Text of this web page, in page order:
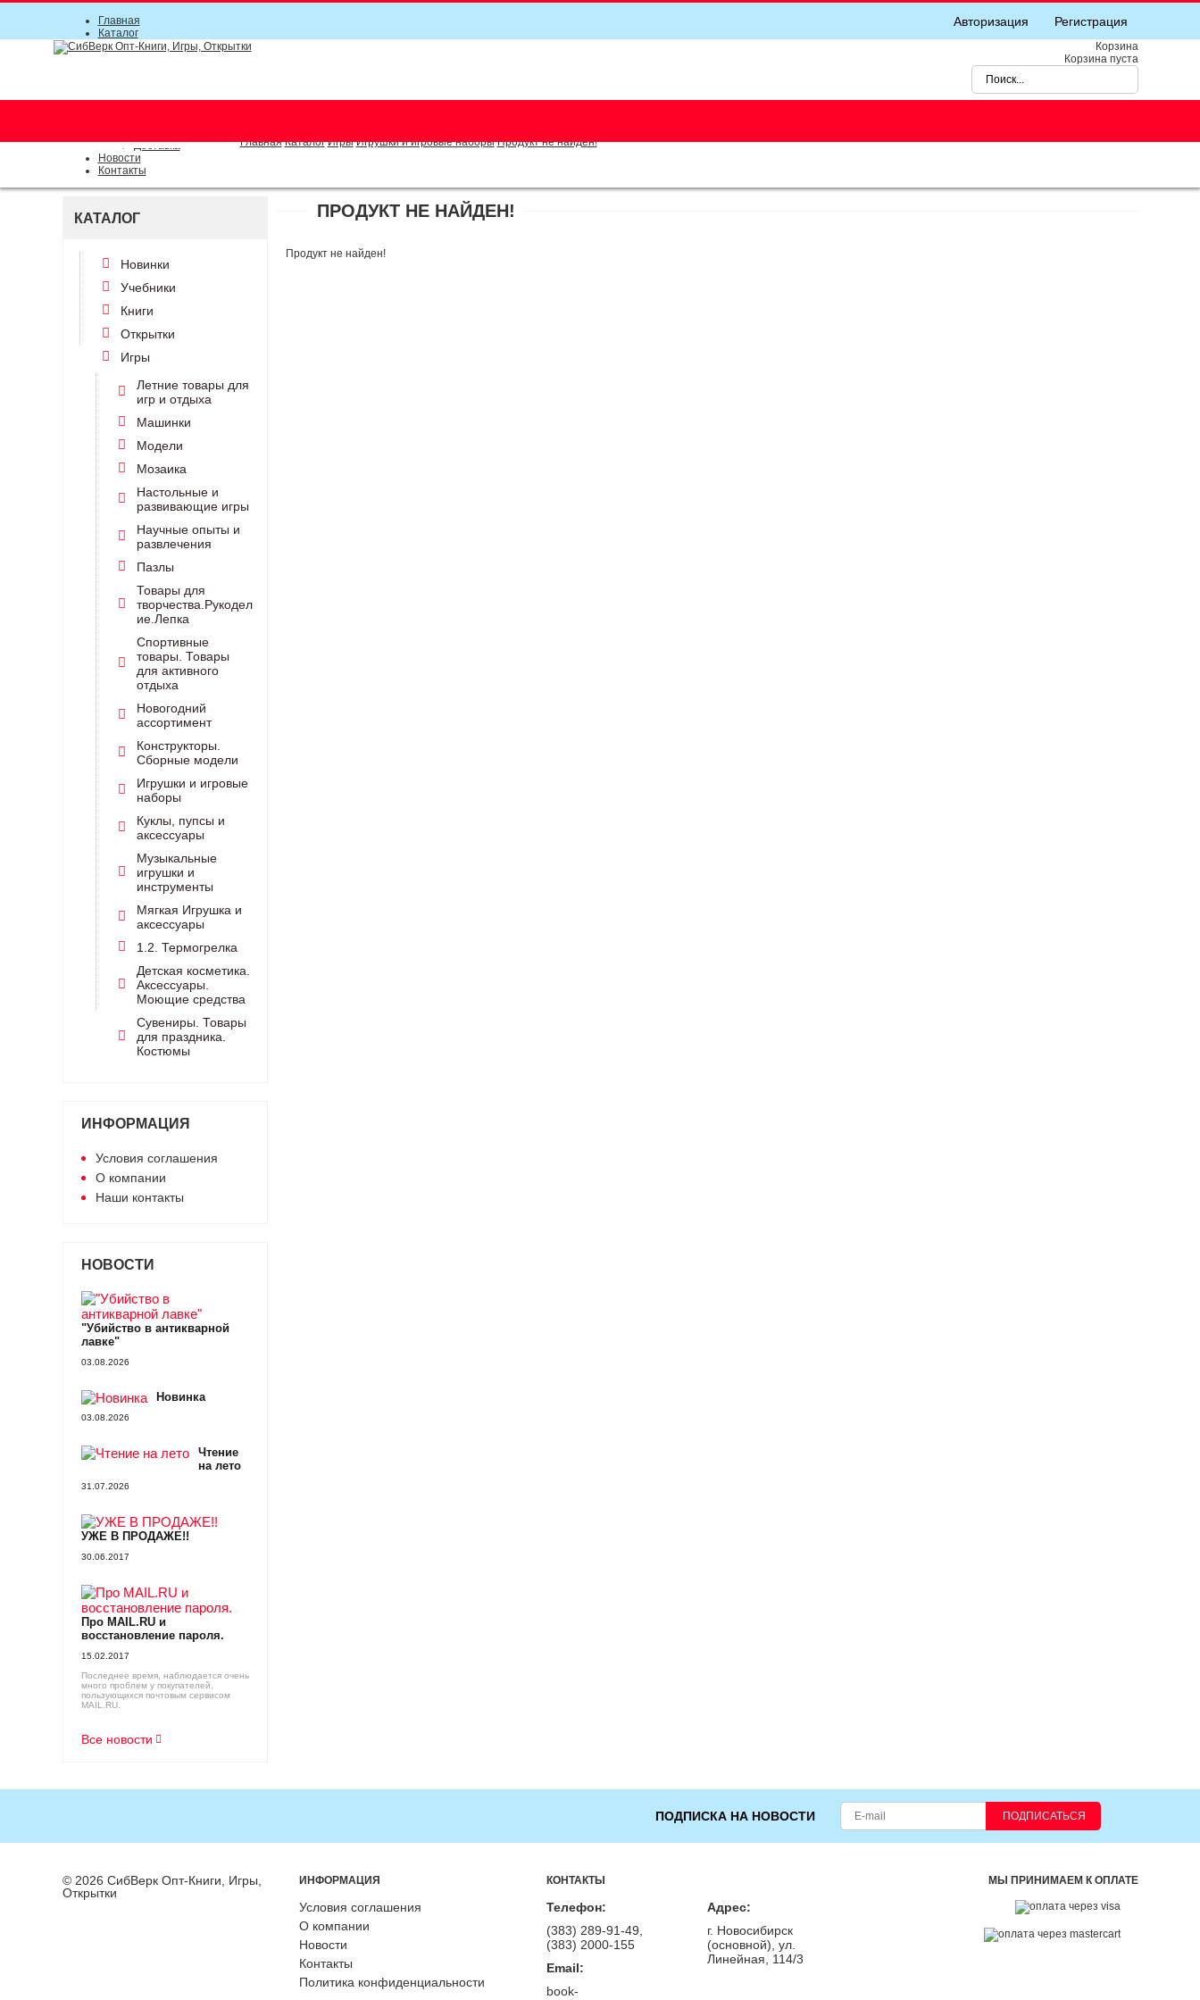
Авторизация Регистрация
Главная
Каталог
Прайс-листы
Доставка
Новости
Контакты
Корзина
Корзина пуста
Главная Каталог Игры Игрушки и игровые наборы Продукт не найден!
КАТАЛОГ
Новинки
Учебники
Книги
Открытки
Игры
Летние товары для
игр и отдыха
Машинки
Модели
Мозаика
Настольные и
развивающие игры
Научные опыты и
развлечения
Пазлы
Товары для
творчества.Рукодел
ие.Лепка
Спортивные
товары. Товары
для активного
отдыха
Новогодний
ассортимент
Конструкторы.
Сборные модели
Игрушки и игровые
наборы
Куклы, пупсы и
аксессуары
Музыкальные
игрушки и
инструменты
Мягкая Игрушка и
аксессуары
1.2. Термогрелка
Детская косметика.
Аксессуары.
Моющие средства
Сувениры. Товары
для праздника.
Костюмы
ИНФОРМАЦИЯ
Условия соглашения
О компании
Наши контакты
НОВОСТИ
"Убийство в антикварной
лавке"
03.08.2026
Новинка
03.08.2026
Чтение
на лето
31.07.2026
УЖЕ В ПРОДАЖЕ!!
30.06.2017
Про MAIL.RU и
восстановление пароля.
15.02.2017
Последнее время, наблюдается очень
много проблем у покупателей,
пользующихся почтовым сервисом
MAIL.RU.
Все новости
ПРОДУКТ НЕ НАЙДЕН!
Продукт не найден!
ПОДПИСКА НА НОВОСТИ ПОДПИСАТЬСЯ
© 2026 СибВерк Опт-Книги, Игры,
Открытки
ИНФОРМАЦИЯ
Условия соглашения
О компании
Новости
Контакты
Политика конфиденциальности
МЫ ПРИНИМАЕМ К ОПЛАТЕ
КОНТАКТЫ
Телефон:
(383) 289-91-49,
(383) 2000-155
Email:
book-
Адрес:
г. Новосибирск
(основной), ул.
Линейная, 114/3